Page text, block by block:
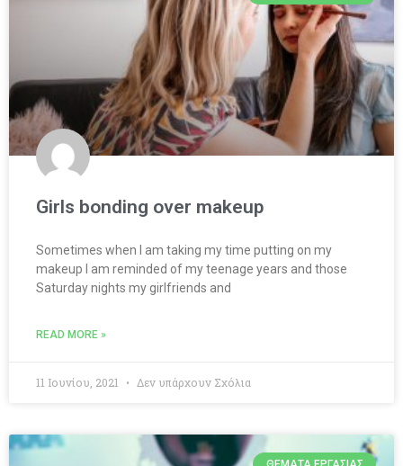
Girls bonding over makeup
Sometimes when I am taking my time putting on my
makeup I am reminded of my teenage years and those
Saturday nights my girlfriends and
READ MORE »
11 Ιουνίου, 2021 Δεν υπάρχουν Σχόλια